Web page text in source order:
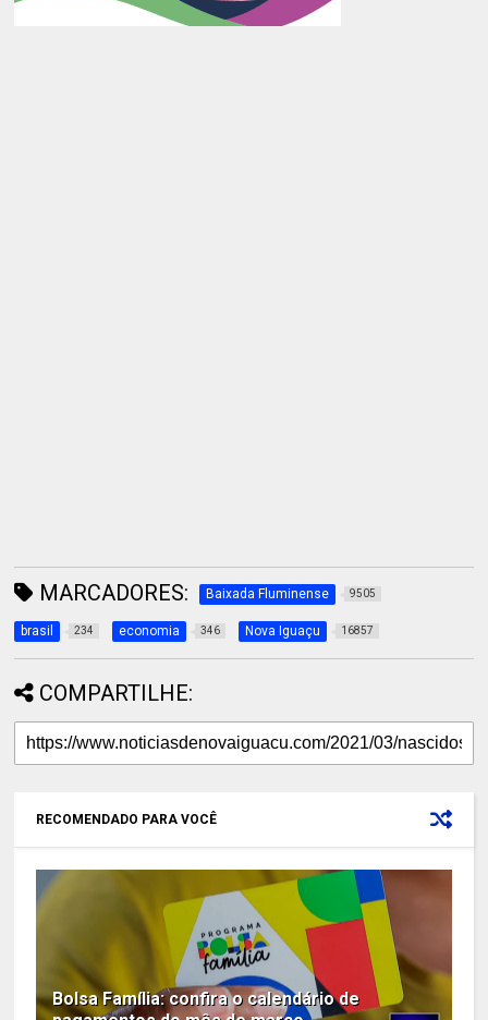
MARCADORES: Baixada Fluminense 9505
brasil 234 economia 346 Nova Iguaçu 16857
COMPARTILHE:
RECOMENDADO PARA VOCÊ
Bolsa Família: confira o calendário de